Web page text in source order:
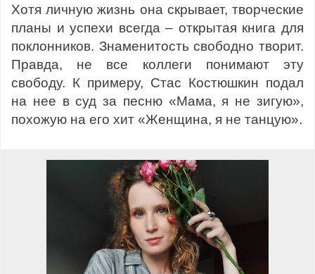
Хотя личную жизнь она скрывает, творческие
планы и успехи всегда – открытая книга для
поклонников. Знаменитость свободно творит.
Правда, не все коллеги понимают эту
свободу. К примеру, Стас Костюшкин подал
на нее в суд за песню «Мама, я не зигую»,
похожую на его хит «Женщина, я не танцую».